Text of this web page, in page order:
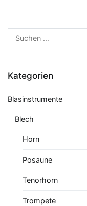
Suchen
nach:
Kategorien
Blasinstrumente
Blech
Horn
Posaune
Tenorhorn
Trompete